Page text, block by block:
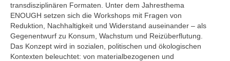
transdisziplinären Formaten. Unter dem Jahresthema
ENOUGH setzen sich die Workshops mit Fragen von
Reduktion, Nachhaltigkeit und Widerstand auseinander – als
Gegenentwurf zu Konsum, Wachstum und Reizüberflutung.
Das Konzept wird in sozialen, politischen und ökologischen
Kontexten beleuchtet: von materialbezogenen und